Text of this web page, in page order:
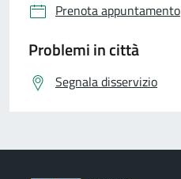
Prenota appuntamento
Problemi in città
Segnala disservizio